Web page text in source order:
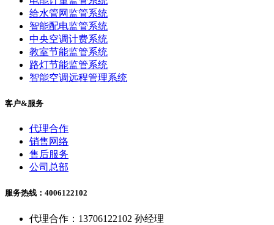
给水管网监管系统
智能配电监管系统
中央空调计费系统
教室节能监管系统
路灯节能监管系统
智能空调远程管理系统
客户&服务
代理合作
销售网络
售后服务
公司总部
服务热线：4006122102
代理合作：13706122102 孙经理